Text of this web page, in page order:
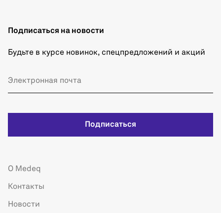
Подписаться на новости
Будьте в курсе новинок, спецпредложений и акций
Подписаться
О Medeq
Контакты
Новости